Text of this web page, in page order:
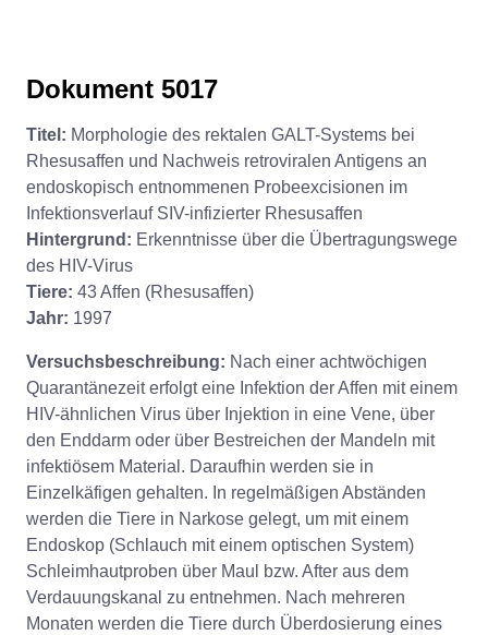
Dokument 5017
Titel: Morphologie des rektalen GALT-Systems bei
Rhesusaffen und Nachweis retroviralen Antigens an
endoskopisch entnommenen Probeexcisionen im
Infektionsverlauf SIV-infizierter Rhesusaffen
Hintergrund: Erkenntnisse über die Übertragungswege
des HIV-Virus
Tiere: 43 Affen (Rhesusaffen)
Jahr: 1997
Versuchsbeschreibung: Nach einer achtwöchigen
Quarantänezeit erfolgt eine Infektion der Affen mit einem
HIV-ähnlichen Virus über Injektion in eine Vene, über
den Enddarm oder über Bestreichen der Mandeln mit
infektiösem Material. Daraufhin werden sie in
Einzelkäfigen gehalten. In regelmäßigen Abständen
werden die Tiere in Narkose gelegt, um mit einem
Endoskop (Schlauch mit einem optischen System)
Schleimhautproben über Maul bzw. After aus dem
Verdauungskanal zu entnehmen. Nach mehreren
Monaten werden die Tiere durch Überdosierung eines